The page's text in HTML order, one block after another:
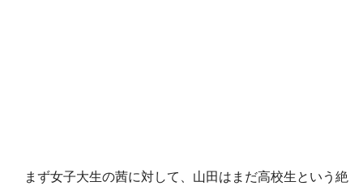
まず女子大生の茜に対して、山田はまだ高校生という絶